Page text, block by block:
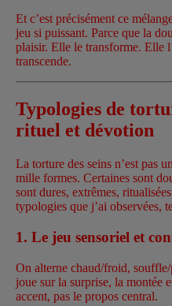
Et c’est précisément ce
jeu si puissant. Parce que la
plaisir. Elle le transforme. Elle
transcende.
Typologies de
rituel et dévotion
La torture des seins n’est pas
mille formes. Certaines sont
sont dures, extrêmes,
typologies que j’ai observées,
1. Le jeu sensoriel et
On alterne chaud/froid,
joue sur la surprise, la montée
accent, pas le propos central.